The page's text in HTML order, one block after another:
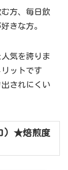
方、毎日飲
きな方。
気を誇りま
ットです
されにくい
) ★焙煎度